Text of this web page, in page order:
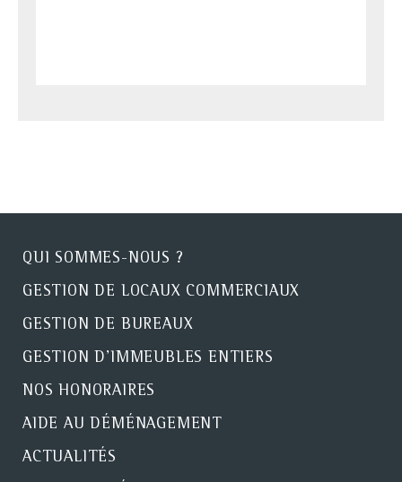
QUI SOMMES-NOUS ?
GESTION DE LOCAUX COMMERCIAUX
GESTION DE BUREAUX
GESTION D'IMMEUBLES ENTIERS
NOS HONORAIRES
AIDE AU DÉMÉNAGEMENT
ACTUALITÉS